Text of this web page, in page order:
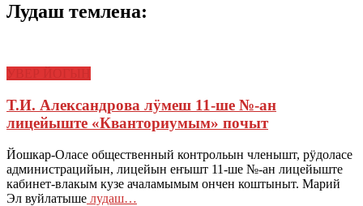
Лудаш темлена:
Т.И. Александрова лӱмеш 11-ше №-ан
лицейыште «Кванториумым» почыт
Йошкар-Оласе общественный контрольын членышт, рӱдоласе
администрацийын, лицейын еҥышт 11-ше №-ан лицейыште
кабинет-влакым кузе ачаламымым ончен коштыныт. Марий
Эл вуйлатыше лудаш…